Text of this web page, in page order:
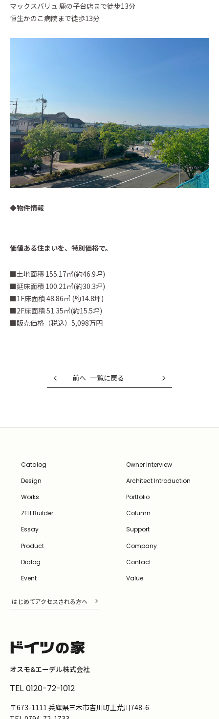
マックスバリュ 鹿の子台店まで徒歩13分
恒生かのこ病院まで徒歩13分
◆物件情報
価値ある住まいを、特別価格で。
■土地面積 155.17㎡(約46.9坪)
■延床面積 100.21㎡(約30.3坪)
■1F床面積 48.86㎡ (約14.8坪)
■2F床面積 51.35㎡(約15.5坪)
■販売価格（税込）5,098万円
前へ 一覧に戻る
Catalog
Owner Interview
Design
Architect Introduction
Works
Portfolio
ZEH Builder
Column
Essay
Support
Product
Company
Dialog
Contact
Event
Value
はじめてアクセスされる方へ
オスモ&エーデル株式会社
TEL0120-72-1012
〒673-1111 兵庫県三木市吉川町上荒川748-6